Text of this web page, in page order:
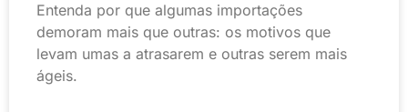
Entenda por que algumas importações
demoram mais que outras: os motivos que
levam umas a atrasarem e outras serem mais
ágeis.